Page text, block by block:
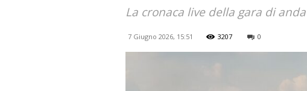
La cronaca live della gara di
7 Giugno 2026, 15:51 3207 0